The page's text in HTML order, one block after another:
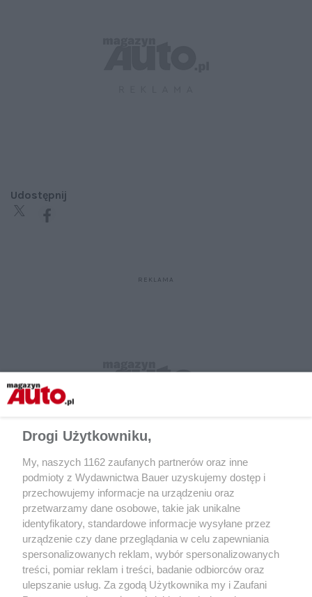
Udostępnij
CZYTAJ TAKŻE
Drogi Użytkowniku,
My, naszych 1162 zaufanych partnerów oraz inne
podmioty z Wydawnictwa Bauer uzyskujemy dostęp i
przechowujemy informacje na urządzeniu oraz
przetwarzamy dane osobowe, takie jak unikalne
identyfikatory, standardowe informacje wysyłane przez
urządzenie czy dane przeglądania w celu zapewniania
spersonalizowanych reklam, wybór spersonalizowanych
treści, pomiar reklam i treści, badanie odbiorców oraz
ulepszanie usług. Za zgodą Użytkownika my i Zaufani